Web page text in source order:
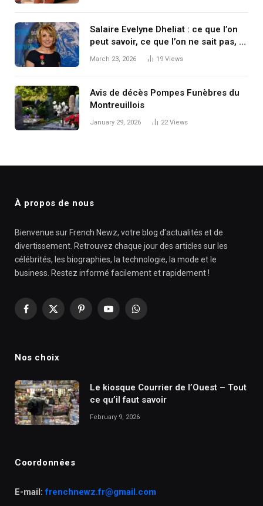
Salaire Evelyne Dheliat : ce que l’on
peut savoir, ce que l’on ne sait pas, et
ce que cela dit des rémunérations à
March 23, 2026 19 Views
Avis de décès Pompes Funèbres du
Montreuillois
January 29, 2026 22 Views
À propos de nous
Bienvenue sur French Newz, votre blog d’actualités et de
divertissement. Retrouvez chaque jour des articles sur les
célébrités, les biographies, la technologie, la mode et le
business. Restez informé facilement et rapidement !
Facebook
X
PinterestYouTubeWhatsApp
Nos choix
Le kiosque Courrier de l’Ouest – Tout
ce qu’il faut savoir
February 9, 2026
Coordonnées
E-mail:frenchnewz.fr@gmail.com